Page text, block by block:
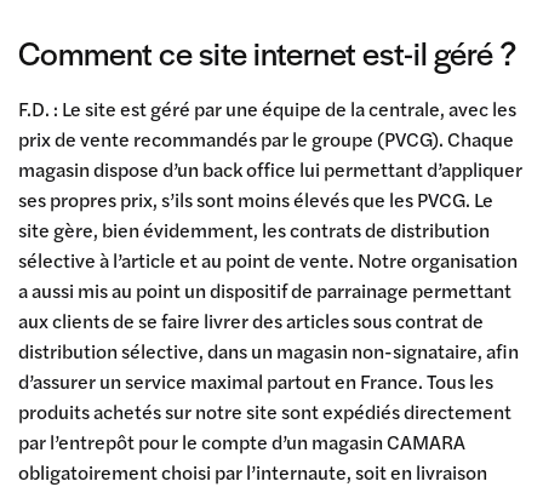
Comment ce site internet est-il géré ?
F.D. : Le site est géré par une équipe de la centrale, avec les
prix de vente recommandés par le groupe (PVCG). Chaque
magasin dispose d’un back office lui permettant d’appliquer
ses propres prix, s’ils sont moins élevés que les PVCG. Le
site gère, bien évidemment, les contrats de distribution
sélective à l’article et au point de vente. Notre organisation
a aussi mis au point un dispositif de parrainage permettant
aux clients de se faire livrer des articles sous contrat de
distribution sélective, dans un magasin non-signataire, afin
d’assurer un service maximal partout en France. Tous les
produits achetés sur notre site sont expédiés directement
par l’entrepôt pour le compte d’un magasin CAMARA
obligatoirement choisi par l’internaute, soit en livraison